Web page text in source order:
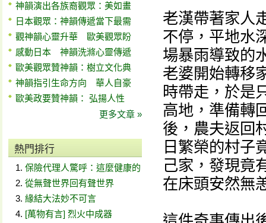
神韻演出各族裔觀眾：美如畫
日本觀眾：神韻傳遞當下最需
觀神韻心靈升華 歐美觀眾盼
感動日本 神韻洗滌心靈傳遞
歐美觀眾贊神韻：樹立文化典
神韻指引生命方向 華人自豪
歐美政要贊神韻： 弘揚人性
更多文章 »
熱門排行
保險代理人驚呼：這麼健康的
從無聲世界回有聲世界
緣結大法妙不可言
[萬物有言] 烈火中成器
老漢帶著家人
不停，平地水
場暴雨導致的
老婆開始轉移
時帶走，於是
高地，準備轉
後，農夫返回
日繁榮的村子
己家，發現竟
在床頭安然無